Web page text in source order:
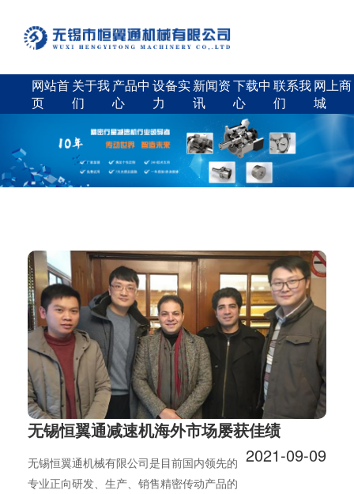
网站首
页
关于我
们
产品中
心
设备实
力
新闻资
讯
下载中
心
联系我
们
网上商
城
无锡恒翼通减速机海外市场屡获佳绩
2021-09-09
无锡恒翼通机械有限公司是目前国内领先的
专业正向研发、生产、销售精密传动产品的